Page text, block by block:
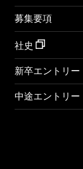
募集要項
社史
新卒エントリー
中途エントリー